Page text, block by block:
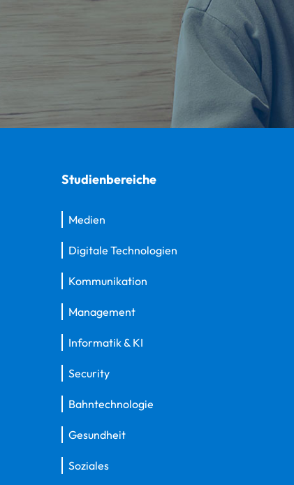
Studienbereiche
Medien
Digitale Technologien
Kommunikation
Management
Informatik & KI
Security
Bahntechnologie
Gesundheit
Soziales